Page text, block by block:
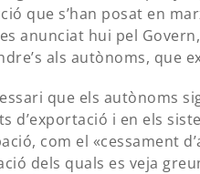
que s’han posat en
anunciat hui pel
als autònoms, que
que els autònoms
d’exportació i en els
com el «cessament
dels quals es veja